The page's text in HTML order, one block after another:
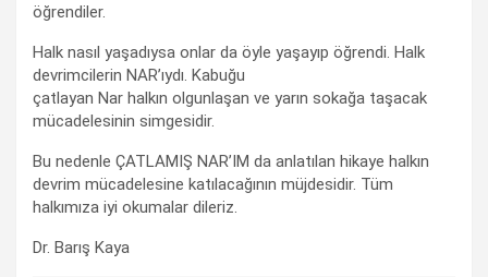
öğrendiler.
Halk nasıl yaşadıysa onlar da öyle yaşayıp öğrendi. Halk
devrimcilerin NAR’ıydı. Kabuğu
çatlayan Nar halkın olgunlaşan ve yarın sokağa taşacak
mücadelesinin simgesidir.
Bu nedenle ÇATLAMIŞ NAR’IM da anlatılan hikaye halkın
devrim mücadelesine katılacağının müjdesidir. Tüm
halkımıza iyi okumalar dileriz.
Dr. Barış Kaya